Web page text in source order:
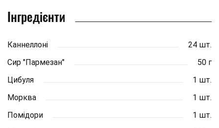
Інгредієнти
Каннеллоні
24 шт.
Сир "Пармезан"
50 г
Цибуля
1 шт.
Морква
1 шт.
Помідори
1 шт.